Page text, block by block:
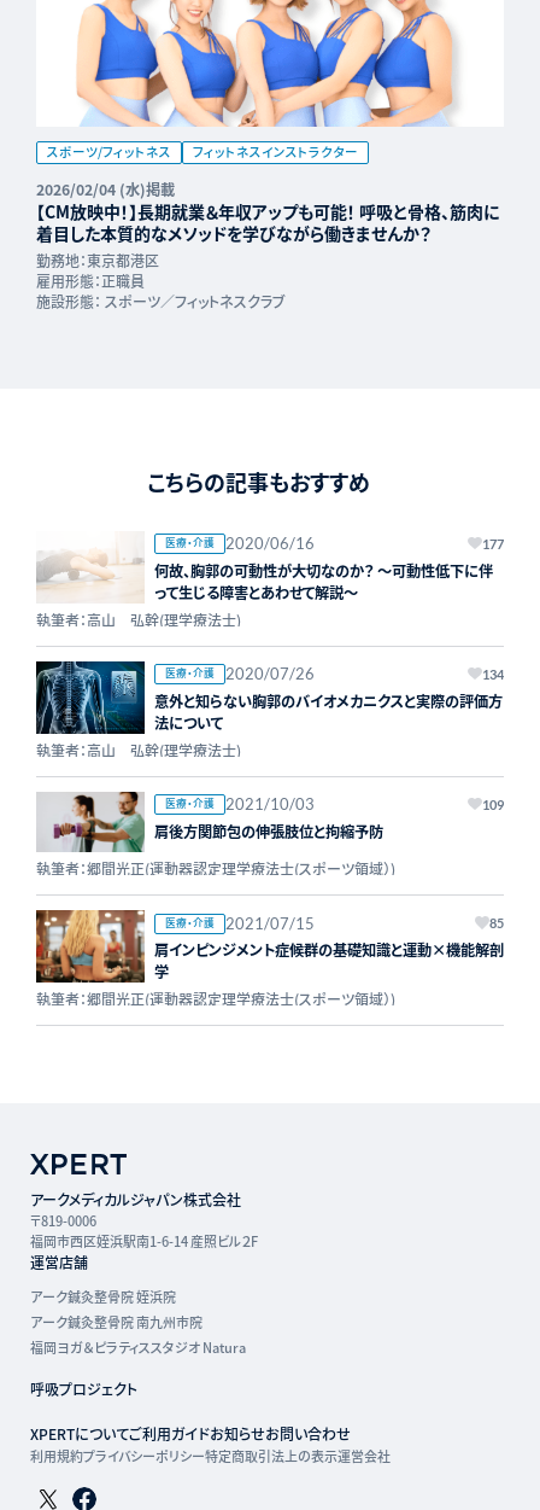
スポーツ/フィットネス フィットネスインストラクター
2026/02/04 (水)掲載
【CM放映中！】長期就業＆年収アップも可能！ 呼吸と骨格、筋肉に
着目した本質的なメソッドを学びながら働きませんか？
勤務地：東京都港区
雇用形態：正職員
施設形態： スポーツ／フィットネスクラブ
こちらの記事もおすすめ
医療・介護 2020/06/16 177
何故、胸郭の可動性が大切なのか？ ～可動性低下に伴
って生じる障害とあわせて解説～
執筆者：高山 弘幹(理学療法士)
医療・介護 2020/07/26 134
意外と知らない胸郭のバイオメカニクスと実際の評価方
法について
執筆者：高山 弘幹(理学療法士)
医療・介護 2021/10/03 109
肩後方関節包の伸張肢位と拘縮予防
執筆者：郷間光正(運動器認定理学療法士(スポーツ領域）)
医療・介護 2021/07/15 85
肩インピンジメント症候群の基礎知識と運動×機能解剖
学
執筆者：郷間光正(運動器認定理学療法士(スポーツ領域）)
アークメディカルジャパン株式会社
〒819-0006
福岡市西区姪浜駅南1-6-14 産照ビル２F
運営店舗
アーク鍼灸整骨院 姪浜院
アーク鍼灸整骨院 南九州市院
福岡ヨガ＆ピラティススタジオ Natura
呼吸プロジェクト
XPERTについてご利用ガイドお知らせお問い合わせ
利用規約プライバシーポリシー特定商取引法上の表示運営会社